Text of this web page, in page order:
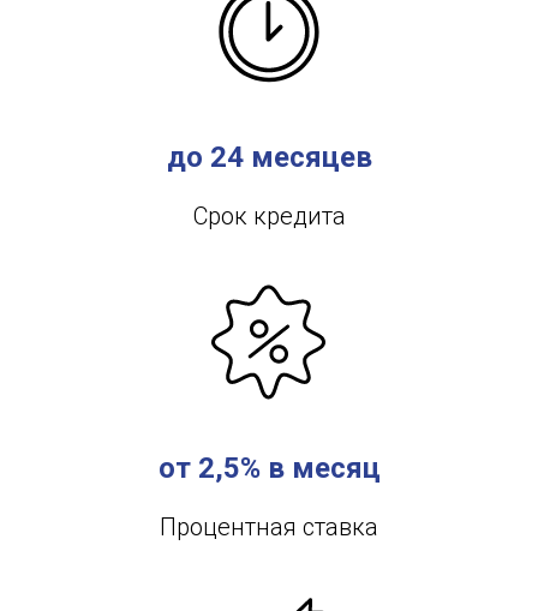
до 24 месяцев
Срок кредита
от 2,5% в месяц
Процентная ставка